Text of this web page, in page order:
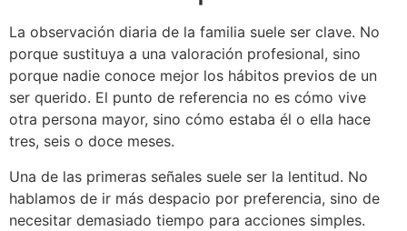
La observación diaria de la familia suele ser clave. No
porque sustituya a una valoración profesional, sino
porque nadie conoce mejor los hábitos previos de un
ser querido. El punto de referencia no es cómo vive
otra persona mayor, sino cómo estaba él o ella hace
tres, seis o doce meses.
Una de las primeras señales suele ser la lentitud. No
hablamos de ir más despacio por preferencia, sino de
necesitar demasiado tiempo para acciones simples.